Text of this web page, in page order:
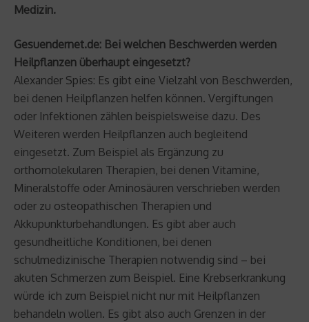
Medizin.
Gesuendernet.de: Bei welchen Beschwerden werden
Heilpflanzen überhaupt eingesetzt?
Alexander Spies: Es gibt eine Vielzahl von Beschwerden,
bei denen Heilpflanzen helfen können. Vergiftungen
oder Infektionen zählen beispielsweise dazu. Des
Weiteren werden Heilpflanzen auch begleitend
eingesetzt. Zum Beispiel als Ergänzung zu
orthomolekularen Therapien, bei denen Vitamine,
Mineralstoffe oder Aminosäuren verschrieben werden
oder zu osteopathischen Therapien und
Akkupunkturbehandlungen. Es gibt aber auch
gesundheitliche Konditionen, bei denen
schulmedizinische Therapien notwendig sind – bei
akuten Schmerzen zum Beispiel. Eine Krebserkrankung
würde ich zum Beispiel nicht nur mit Heilpflanzen
behandeln wollen. Es gibt also auch Grenzen in der